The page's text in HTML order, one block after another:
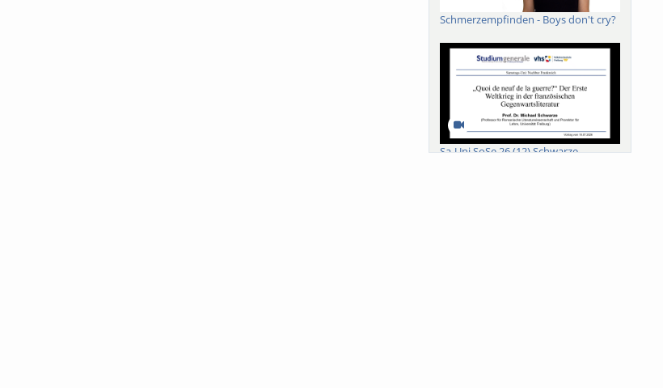
Schmerzempfinden - Boys don't cry?
Sa-Uni SoSe 26 (12) Schwarze